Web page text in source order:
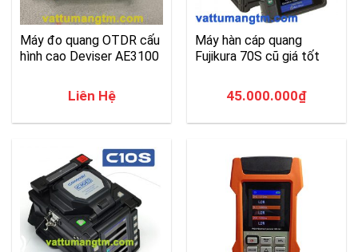
Máy đo quang OTDR cấu
hình cao Deviser AE3100
Liên Hệ
Máy hàn cáp quang
Fujikura 70S cũ giá tốt
45.000.000₫